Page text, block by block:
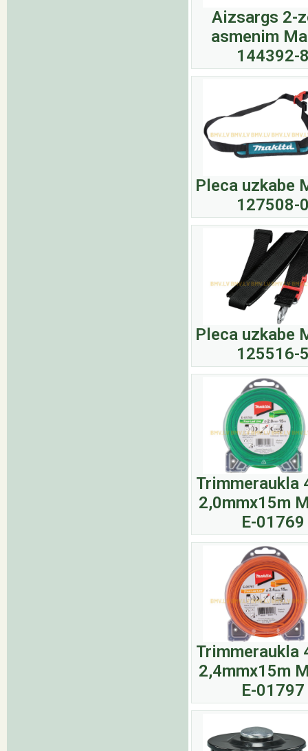
Aizsargs 2-
asmenim
144392-
Pleca uzkabe
127508-
Pleca uzkabe
125516-
Trimmeraukla
2,0mmx15m
E-01769
Trimmeraukla
2,4mmx15m
E-01797